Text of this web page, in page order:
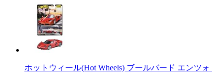
ホットウィール(Hot Wheels) ブールバード エンツ